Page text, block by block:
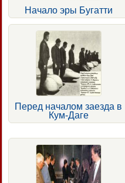
Начало эры Бугатти
Перед началом заезда в
Кум-Даге